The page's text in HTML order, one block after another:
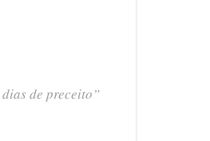
de preceito”